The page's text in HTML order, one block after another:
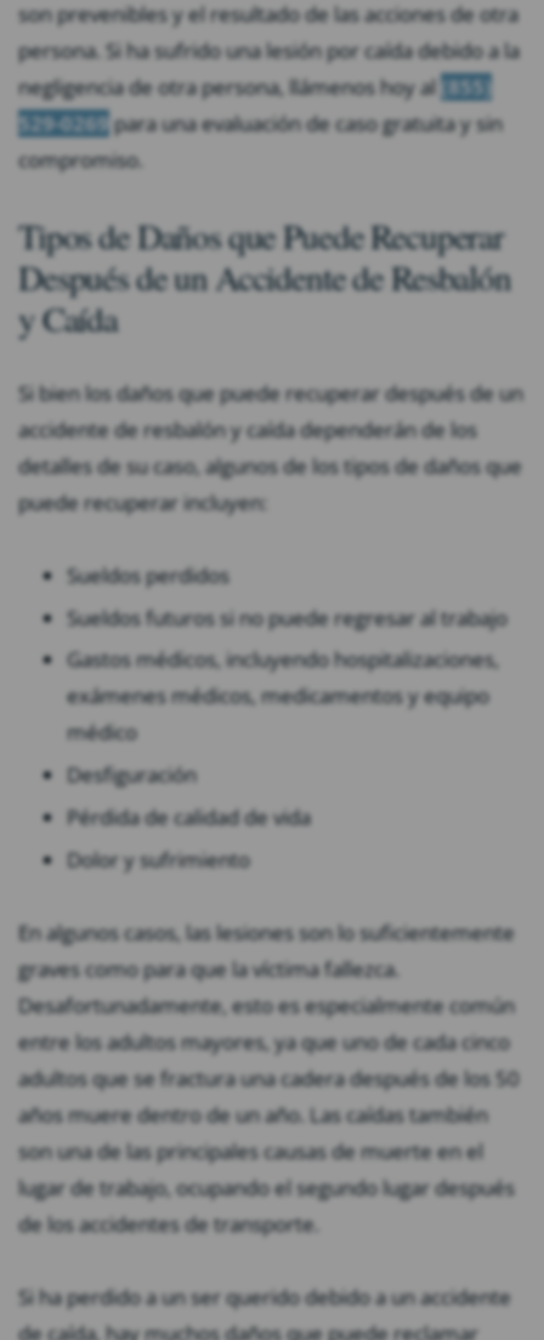
son prevenibles y el resultado de las acciones de otra
persona. Si ha sufrido una lesión por caída debido a la
negligencia de otra persona, llámenos hoy al (855)
529-0269para una evaluación de caso gratuita y sin
compromiso.
Tipos de Daños que Puede Recuperar
Después de un Accidente de Resbalón
y Caída
Si bien los daños que puede recuperar después de un
accidente de resbalón y caída dependerán de los
detalles de su caso, algunos de los tipos de daños que
puede recuperar incluyen:
Sueldos perdidos
Sueldos futuros si no puede regresar al trabajo
Gastos médicos, incluyendo hospitalizaciones,
exámenes médicos, medicamentos y equipo
médico
Desfiguración
Pérdida de calidad de vida
Dolor y sufrimiento
En algunos casos, las lesiones son lo suficientemente
graves como para que la víctima fallezca.
Desafortunadamente, esto es especialmente común
entre los adultos mayores, ya que uno de cada cinco
adultos que se fractura una cadera después de los 50
años muere dentro de un año. Las caídas también
son una de las principales causas de muerte en el
lugar de trabajo, ocupando el segundo lugar después
de los accidentes de transporte.
Si ha perdido a un ser querido debido a un accidente
de caída, hay muchos daños que puede reclamar